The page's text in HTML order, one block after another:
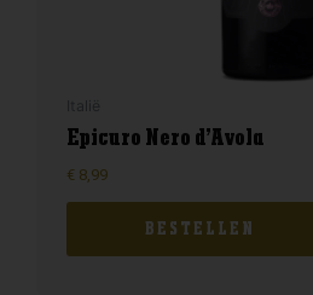
Epicuro Nero d’Avola
€ 8,99
BESTELLEN